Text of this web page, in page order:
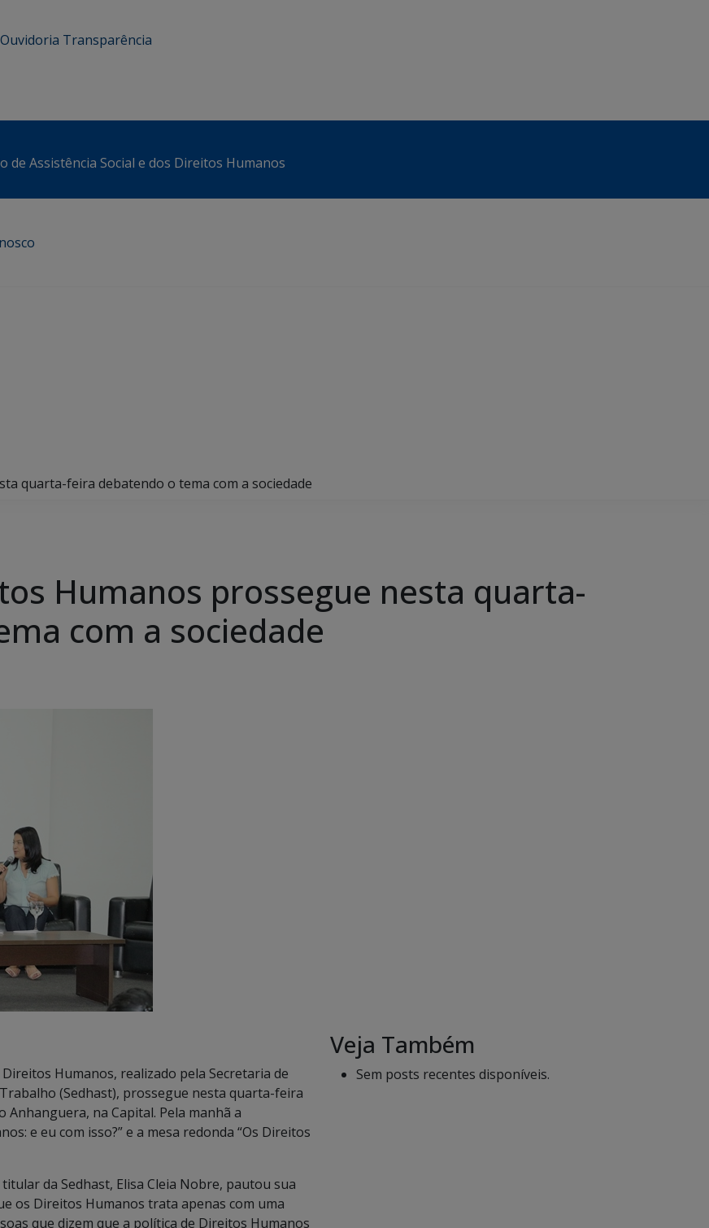
Ouvidoria Transparência
de Assistência Social e dos Direitos Humanos
quarta-feira debatendo o tema com a sociedade
Humanos prossegue nesta quarta-
com a sociedade
Humanos, realizado pela Secretaria de
(Sedhast), prossegue nesta quarta-feira
na Capital. Pela manhã a
e eu com isso?” e a mesa redonda “Os Direitos
da Sedhast, Elisa Cleia Nobre, pautou sua
os Direitos Humanos trata apenas com uma
que dizem que a política de Direitos Humanos
Veja Também
Sem posts recentes disponíveis.